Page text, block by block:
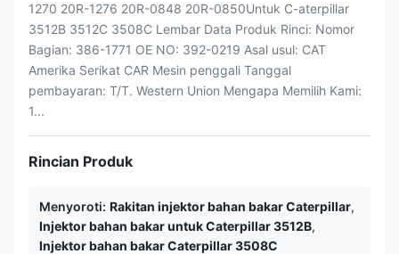
1270 20R-1276 20R-0848 20R-0850Untuk C-aterpillar
3512B 3512C 3508C Lembar Data Produk Rinci: Nomor
Bagian: 386-1771 OE NO: 392-0219 Asal usul: CAT
Amerika Serikat CAR Mesin penggali Tanggal
pembayaran: T/T. Western Union Mengapa Memilih Kami:
1...
Rincian Produk
Menyoroti: Rakitan injektor bahan bakar Caterpillar,
Injektor bahan bakar untuk Caterpillar 3512B,
Injektor bahan bakar Caterpillar 3508C